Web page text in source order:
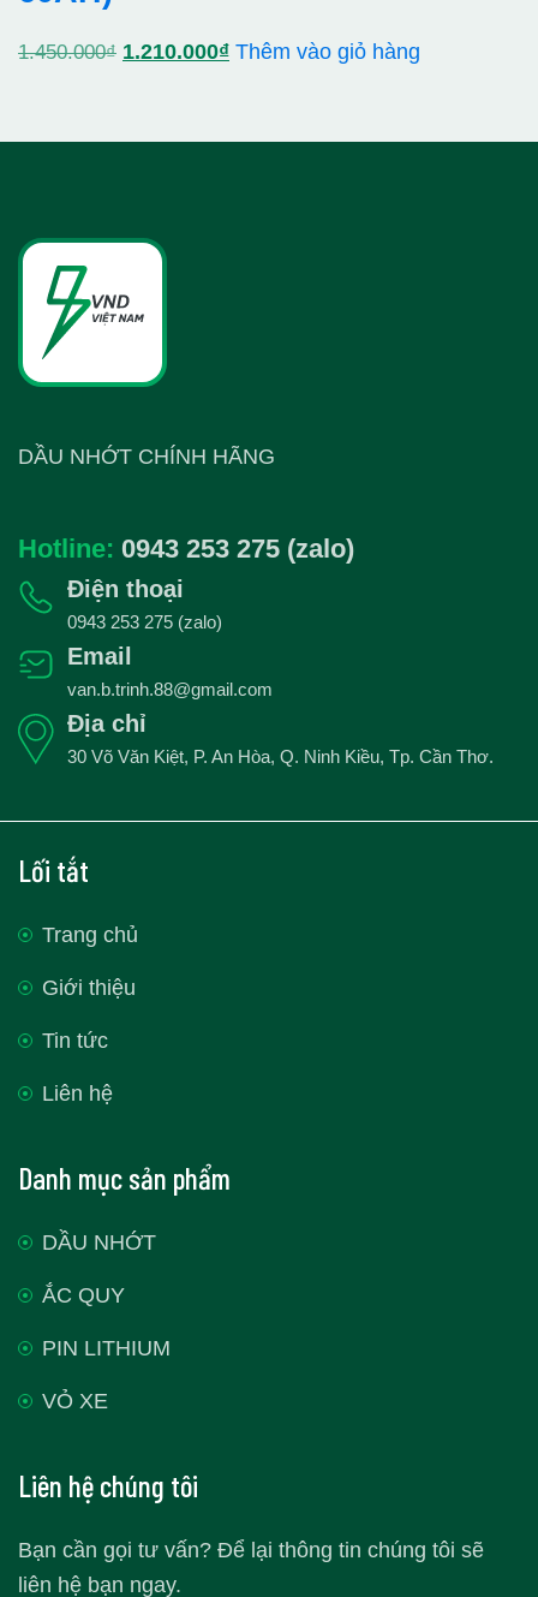
1.450.000₫ Giá
1.210.000₫Giá
Thêm vào giỏ hàng
DẦU NHỚT CHÍNH HÃNG
Hotline: 0943 253 275 (zalo)
Điện thoại
0943 253 275 (zalo)
Email
van.b.trinh.88@gmail.com
Địa chỉ
30 Võ Văn Kiệt, P. An Hòa, Q. Ninh Kiều, Tp. Cần Thơ.
Lối tắt
Trang chủ
Giới thiệu
Tin tức
Liên hệ
Danh mục sản phẩm
DẦU NHỚT
ẮC QUY
PIN LITHIUM
VỎ XE
Liên hệ chúng tôi
Bạn cần gọi tư vấn? Để lại thông tin chúng tôi sẽ
liên hệ bạn ngay.